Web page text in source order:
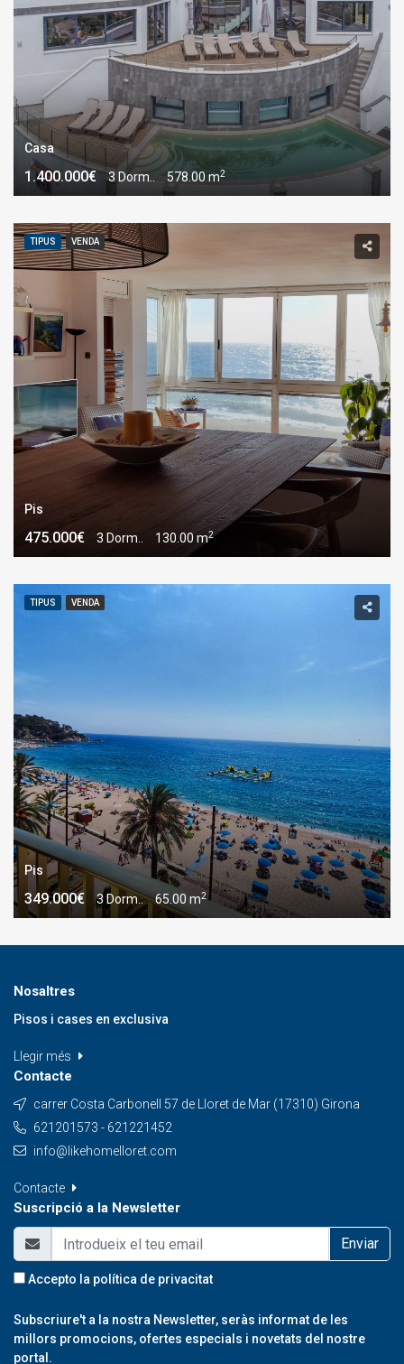
Casa
1.400.000€ 3 Dorm.. 578.00 m2
TIPUS VENDA
Pis
475.000€ 3 Dorm.. 130.00 m2
TIPUS VENDA
Pis
349.000€ 3 Dorm.. 65.00 m2
Nosaltres
Pisos i cases en exclusiva
Llegir més
Contacte
carrer Costa Carbonell 57 de Lloret de Mar (17310) Girona
621201573 - 621221452
info@likehomelloret.com
Contacte
Suscripció a la Newsletter
Enviar
Accepto la política de privacitat
Subscriure't a la nostra Newsletter, seràs informat de les
millors promocions, ofertes especials i novetats del nostre
portal.